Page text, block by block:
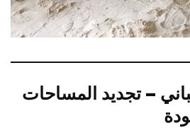
– تجديد المساحات